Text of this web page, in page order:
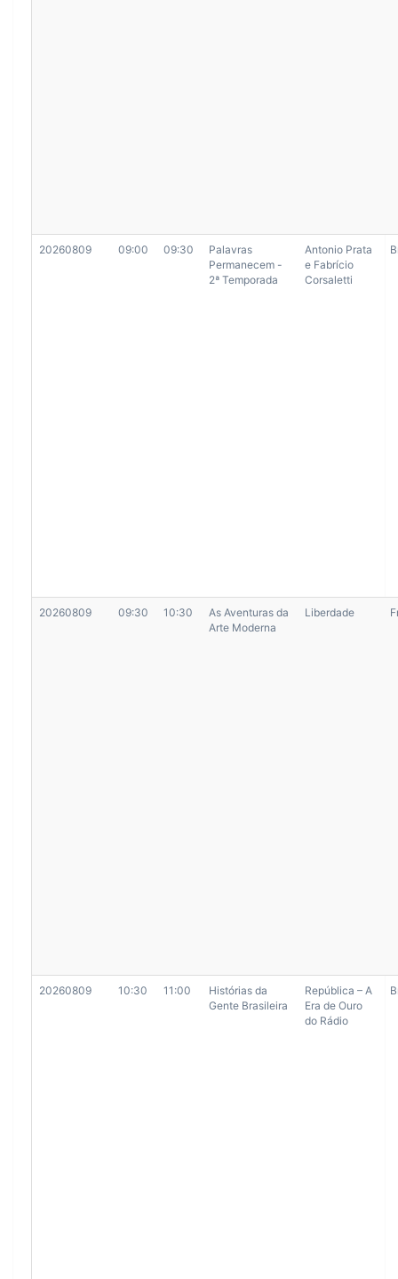
20260809 09:00 09:30
Palavras
Permanecem -
2ª Temporada
Antonio Prata
e Fabrício
Corsaletti
20260809 09:30 10:30
As Aventuras da
Arte Moderna
Liberdade
20260809 10:30 11:00
Histórias da
Gente Brasileira
República – A
Era de Ouro
do Rádio